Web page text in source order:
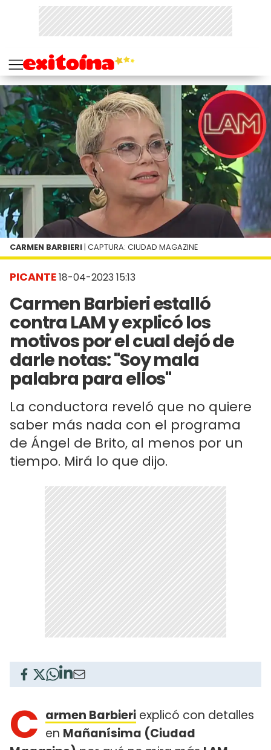
PICANTE18-04-2023 15:13
Carmen Barbieri estalló
contra LAM y explicó los
motivos por el cual dejó de
darle notas: "Soy mala
palabra para ellos"
La conductora reveló que no quiere
saber más nada con el programa
de Ángel de Brito, al menos por un
tiempo. Mirá lo que dijo.
CARMEN BARBIERI | CAPTURA: CIUDAD MAGAZINE
C armen Barbieri explicó con detalles
en Mañanísima (Ciudad